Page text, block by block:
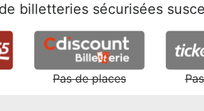
billetteries sécurisées
Pas de places